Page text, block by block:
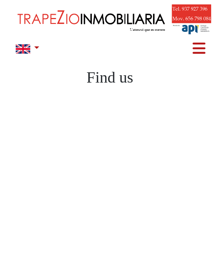
Find us